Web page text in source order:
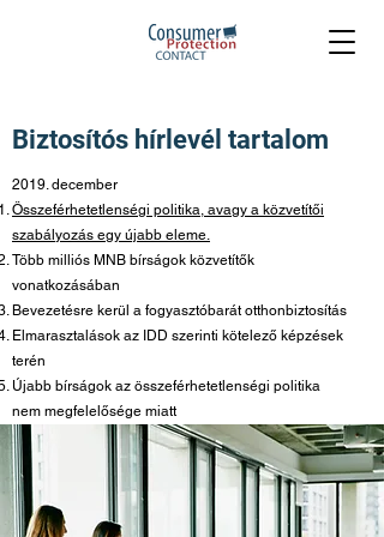
Biztosítós hírlevél tartalom
2019. december
Összeférhetetlenségi politika, avagy a közvetítői
szabályozás egy újabb eleme.
Több milliós MNB bírságok közvetítők
vonatkozásában
Bevezetésre kerül a fogyasztóbarát otthonbiztosítás
Elmarasztalások az IDD szerinti kötelező képzések
terén
Újabb bírságok az összeférhetetlenségi politika
nem megfelelősége miatt